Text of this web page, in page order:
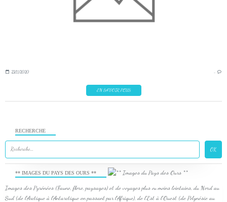
23/11/2020 …
EN SAVOIR PLUS
RECHERCHE
** IMAGES DU PAYS DES OURS **
Images des Pyrénées (Faune, flore, paysages) et de voyages plus ou moins lointains, du Nord au
Sud (de l'Arctique à l'Antarctique en passant par l'Afrique), de l'Est à l'Ouest (de Polynésie au